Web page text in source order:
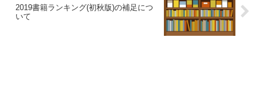
2019書籍ランキング(初秋版)の補足につ
いて